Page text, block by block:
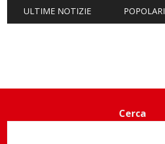
ULTIME NOTIZIE POPOLARI
Cerca